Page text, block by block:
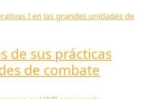
de sus prácticas
de combate